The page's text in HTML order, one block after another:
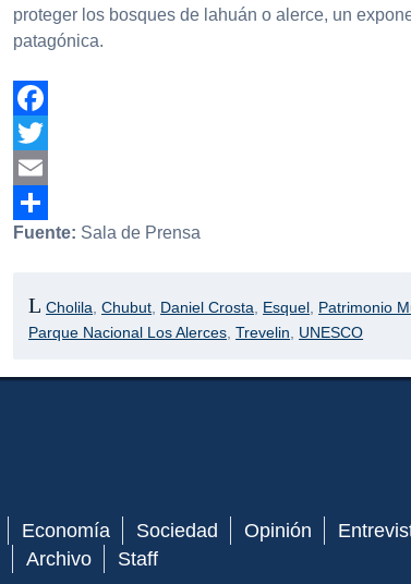
proteger los bosques de lahuán o alerce, un
patagónica.
Facebook
Twitter
Email
Compartir
Fuente: Sala de Prensa
Cholila ,Chubut Daniel Crosta Esquel Patrimonio
Parque Nacional Los Alerces ,Trevelin UNESCO
El
Economía Sociedad Opinión
Archivo Staff